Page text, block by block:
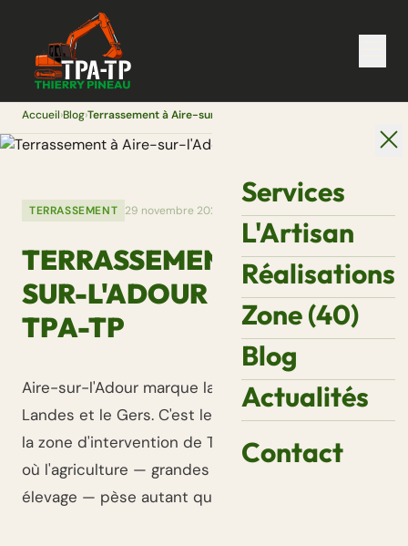
Services
L'Artisan
Réalisations
Zone (40)
Blog
Actualités
Contact
Accueil›Blog›
TERRASSEMENT 29 novembre 2025
TERRASSEMENT À AIRE-
SUR-L'ADOUR (40800) —
TPA-TP
Aire-sur-l'Adour marque la frontière entre les
Landes et le Gers. C'est le point le plus à l'est de
la zone d'intervention de TPA-TP, dans un secteur
où l'agriculture — grandes cultures, viticulture,
élevage — pèse autant que le résidentiel.